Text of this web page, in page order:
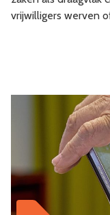
vrijwilligers werven